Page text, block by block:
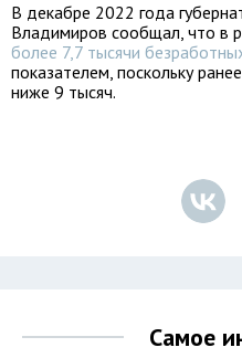
В декабре 2022 года
Владимиров сообщал, что в
более 7,7 тысячи
показателем, поскольку
ниже 9 тысяч.
Самое